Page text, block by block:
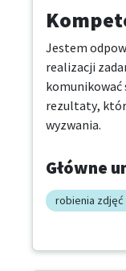
Jestem
realizacji
komunikować
rezultaty,
wyzwania.
Główne
robienia zdjęć